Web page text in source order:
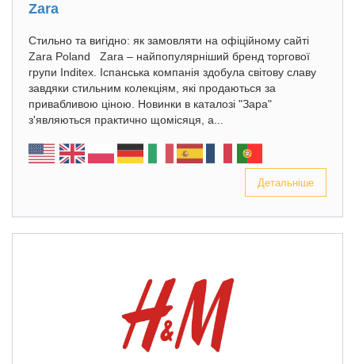
Zara
Стильно та вигідно: як замовляти на офіційному сайті
Zara Poland Zara – найпопулярніший бренд торгової
групи Inditex. Іспанська компанія здобула світову славу
завдяки стильним колекціям, які продаються за
привабливою ціною. Новинки в каталозі "Зара"
з'являються практично щомісяця, а...
Детальніше